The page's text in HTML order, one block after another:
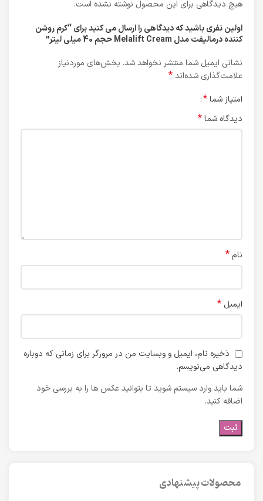
هیچ دیدگاهی برای این محصول نوشته نشده است.
اولین نفری باشید که دیدگاهی را ارسال می کنید برای “کرم روشن
کننده درمالیفت مدل Melalift Cream حجم 40 میلی لیتر”
نشانی ایمیل شما منتشر نخواهد شد. بخش‌های موردنیاز
علامت‌گذاری شده‌اند*
امتیاز شما*
دیدگاه شما*
نام *
ایمیل *
ذخیره نام، ایمیل و وبسایت من در مرورگر برای زمانی که دوباره
دیدگاهی می‌نویسم.
شما باید وارد سیستم شوید تا بتوانید عکس ها را به بررسی خود
اضافه کنید.
محصولات پیشنهادی